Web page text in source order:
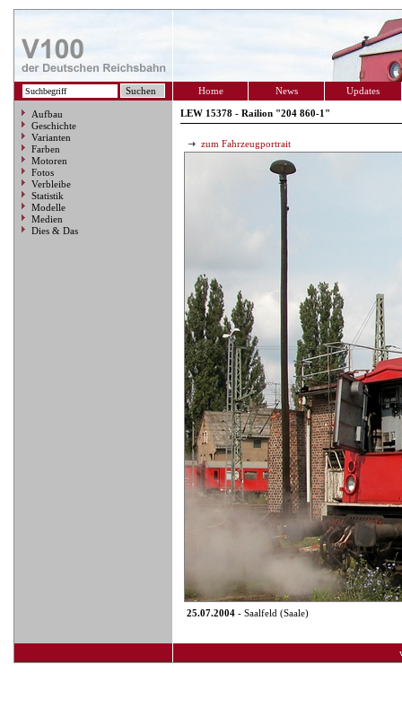
Home News Updates
Aufbau
Geschichte
Varianten
Farben
Motoren
Fotos
Verbleibe
Statistik
Modelle
Medien
Dies & Das
LEW 15378 - Railion "204 860-1"
zum Fahrzeugportrait
25.07.2004 - Saalfeld (Saale)